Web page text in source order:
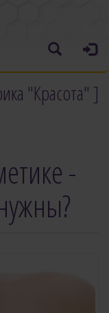
"Красота" ]
-